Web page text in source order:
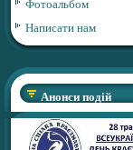
Фотоальбом
Написати нам
Анонси подій